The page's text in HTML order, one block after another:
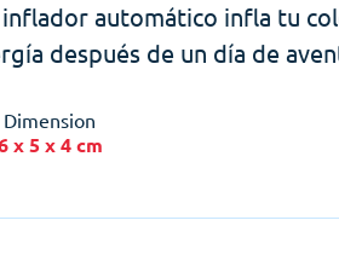
automático infla tu
después de un día de
Dimension
x 5 x 4 cm